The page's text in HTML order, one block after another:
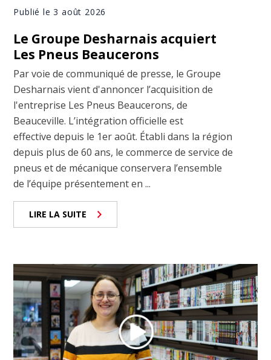
Publié le 3 août 2026
Le Groupe Desharnais acquiert
Les Pneus Beaucerons
Par voie de communiqué de presse, le Groupe
Desharnais vient d'annoncer l’acquisition de
l'entreprise Les Pneus Beaucerons, de
Beauceville. L’intégration officielle est
effective depuis le 1er août. Établi dans la région
depuis plus de 60 ans, le commerce de service de
pneus et de mécanique conservera l’ensemble
de l’équipe présentement en ...
LIRE LA SUITE